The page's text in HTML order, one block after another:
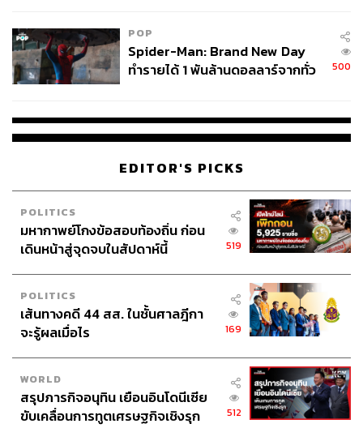
POP
Spider-Man: Brand New Day
ทำรายได้ 1 พันล้านดอลลาร์จากทั่ว
500
EDITOR'S PICKS
POLITICS
มหากาพย์โกงข้อสอบท้องถิ่น ก่อน
เดินหน้าสู่จุดจบในสัปดาห์นี้
519
POLITICS
เส้นทางคดี 44 สส. ในชั้นศาลฎีกา
จะรู้ผลเมื่อไร
169
WORLD
สรุปภารกิจอนุทิน เยือนอินโดนีเซีย
ขับเคลื่อนการทูตเศรษฐกิจเชิงรุก
512